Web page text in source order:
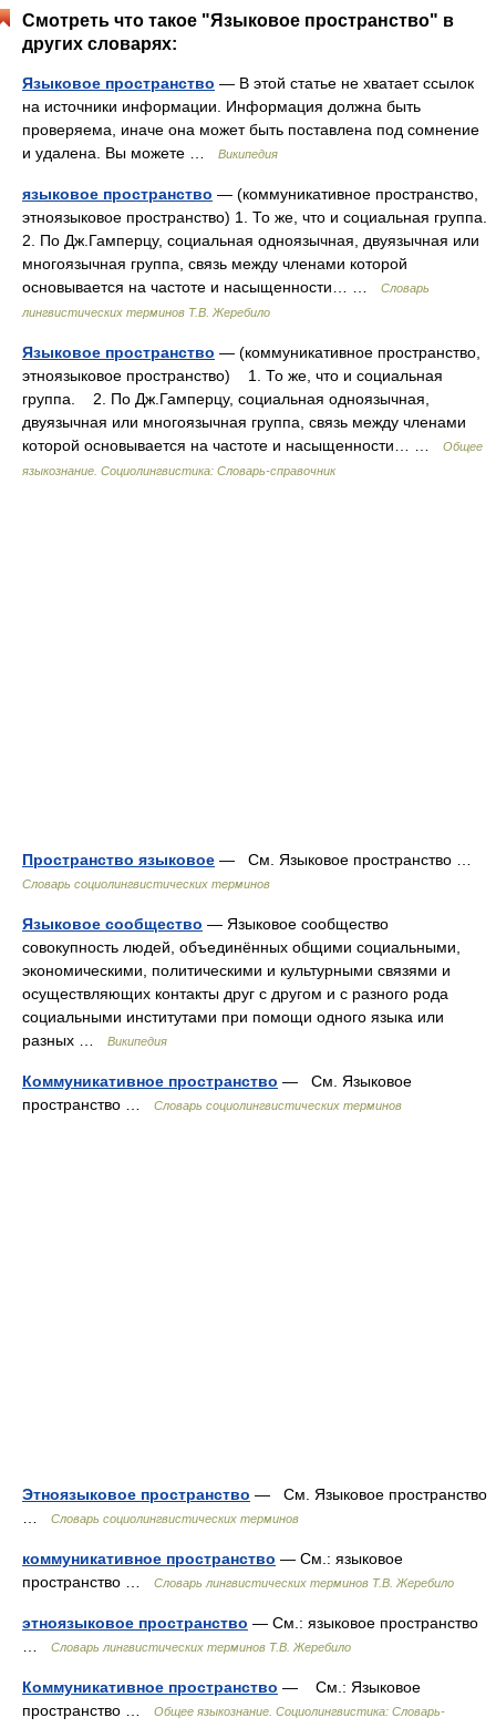
Смотреть что такое "Языковое пространство" в
других словарях:
Языковое пространство — В этой статье не хватает ссылок
на источники информации. Информация должна быть
проверяема, иначе она может быть поставлена под сомнение
и удалена. Вы можете …
Википедия
языковое пространство — (коммуникативное пространство,
этноязыковое пространство) 1. То же, что и социальная группа.
2. По Дж.Гамперцу, социальная одноязычная, двуязычная или
многоязычная группа, связь между членами которой
основывается на частоте и насыщенности… …
Словарь
лингвистических терминов Т.В. Жеребило
Языковое пространство — (коммуникативное пространство,
этноязыковое пространство) 1. То же, что и социальная
группа. 2. По Дж.Гамперцу, социальная одноязычная,
двуязычная или многоязычная группа, связь между членами
которой основывается на частоте и насыщенности… …
Общее
языкознание. Социолингвистика: Словарь-справочник
Пространство языковое — См. Языковое пространство …
Словарь социолингвистических терминов
Языковое сообщество — Языковое сообщество
совокупность людей, объединённых общими социальными,
экономическими, политическими и культурными связями и
осуществляющих контакты друг с другом и с разного рода
социальными институтами при помощи одного языка или
разных …
Википедия
Коммуникативное пространство — См. Языковое
пространство …
Словарь социолингвистических терминов
Этноязыковое пространство — См. Языковое пространство
Словарь социолингвистических терминов
коммуникативное пространство — См.: языковое
пространство …
Словарь лингвистических терминов Т.В. Жеребило
этноязыковое пространство — См.: языковое пространство
Словарь лингвистических терминов Т.В. Жеребило
Коммуникативное пространство — См.: Языковое
пространство …
Общее языкознание. Социолингвистика: Словарь-